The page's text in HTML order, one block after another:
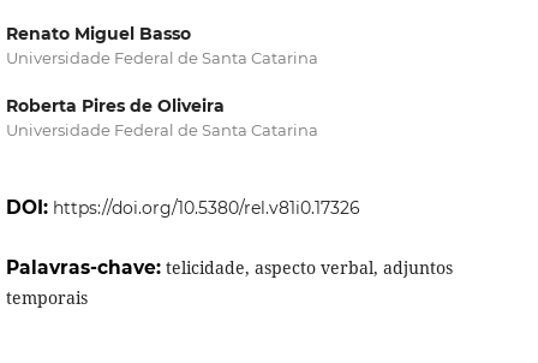
Renato Miguel Basso
Universidade Federal de Santa Catarina
Roberta Pires de Oliveira
Universidade Federal de Santa Catarina
DOI: https://doi.org/10.5380/rel.v81i0.17326
Palavras-chave: telicidade, aspecto verbal, adjuntos
temporais